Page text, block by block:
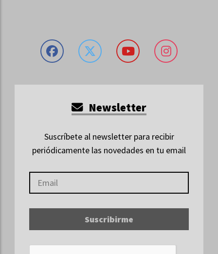
Newsletter
Suscríbete al newsletter para recibir
periódicamente las novedades en tu email
Suscribirme